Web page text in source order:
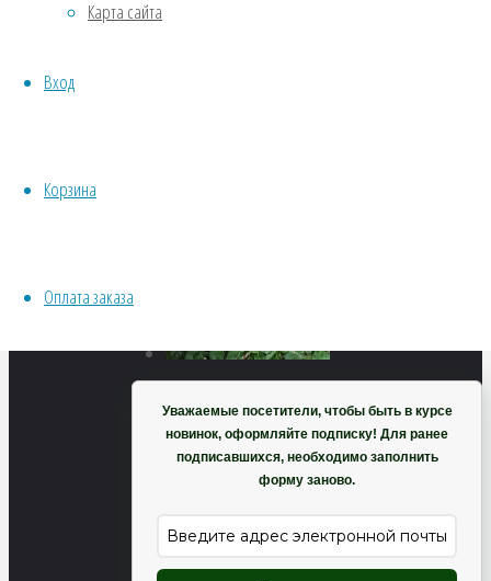
Карта сайта
Вход
Корзина
Оплата заказа
Шапталия
аречавалетская
Хвойники
ИНСТРУМЕНТЫ, ОБОРУДОВАНИЕ
Уважаемые посетители, чтобы быть в курсе
новинок, оформляйте подписку! Для ранее
подписавшихся, необходимо заполнить
форму заново.